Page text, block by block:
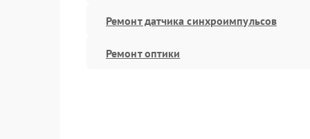
Ремонт датчика синхроимпульсов
Ремонт оптики